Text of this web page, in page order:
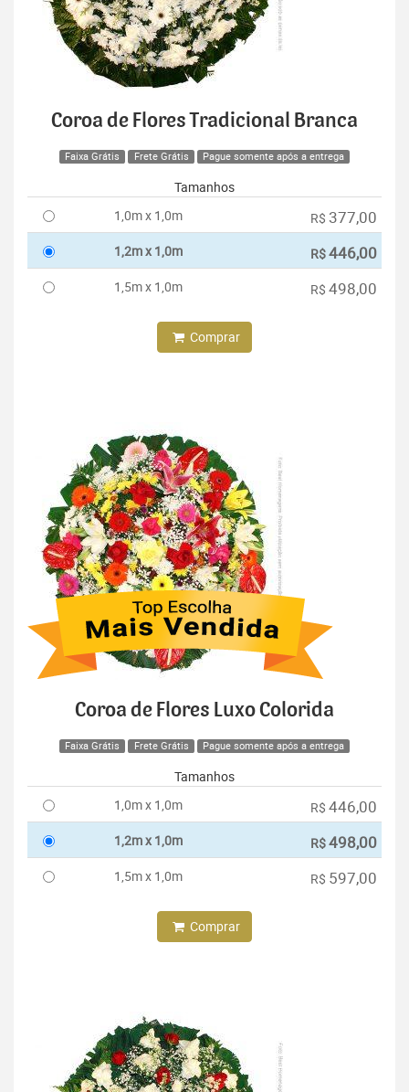
Coroa de Flores Tradicional Branca
Faixa Grátis Frete Grátis Pague somente após a entrega
Tamanhos
1,0m x 1,0m
R$ 377,00
1,2m x 1,0m R$446,00
1,5m x 1,0m R$ 498,00
Comprar
Coroa de Flores Luxo Colorida
Faixa Grátis Frete Grátis Pague somente após a entrega
Tamanhos
1,0m x 1,0m
R$ 446,00
1,2m x 1,0m R$498,00
1,5m x 1,0m R$ 597,00
Comprar